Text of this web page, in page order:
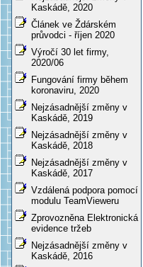
Kaskádě, 2020
Článek ve Ždárském
průvodci - říjen 2020
Výročí 30 let firmy,
2020/06
Fungování firmy během
koronaviru, 2020
Nejzásadnější změny v
Kaskádě, 2019
Nejzásadnější změny v
Kaskádě, 2018
Nejzásadnější změny v
Kaskádě, 2017
Vzdálená podpora pomocí
modulu TeamVieweru
Zprovozněna Elektronická
evidence tržeb
Nejzásadnější změny v
Kaskádě, 2016